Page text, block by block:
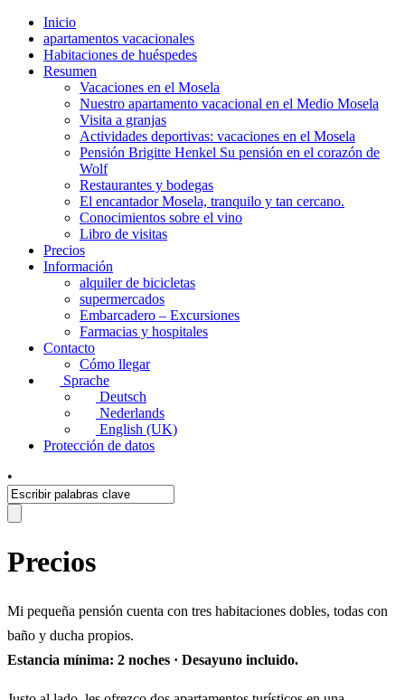
Inicio
apartamentos vacacionales
Habitaciones de huéspedes
Resumen
Vacaciones en el Mosela
Nuestro apartamento vacacional en el Medio Mosela
Visita a granjas
Actividades deportivas: vacaciones en el Mosela
Pensión Brigitte Henkel Su pensión en el corazón de
Wolf
Restaurantes y bodegas
El encantador Mosela, tranquilo y tan cercano.
Conocimientos sobre el vino
Libro de visitas
Precios
Información
alquiler de bicicletas
supermercados
Embarcadero – Excursiones
Farmacias y hospitales
Contacto
Cómo llegar
Sprache
Deutsch
Nederlands
English (UK)
Protección de datos
•
Precios
Mi pequeña pensión cuenta con tres habitaciones dobles, todas con
baño y ducha propios.
Estancia mínima: 2 noches · Desayuno incluido.